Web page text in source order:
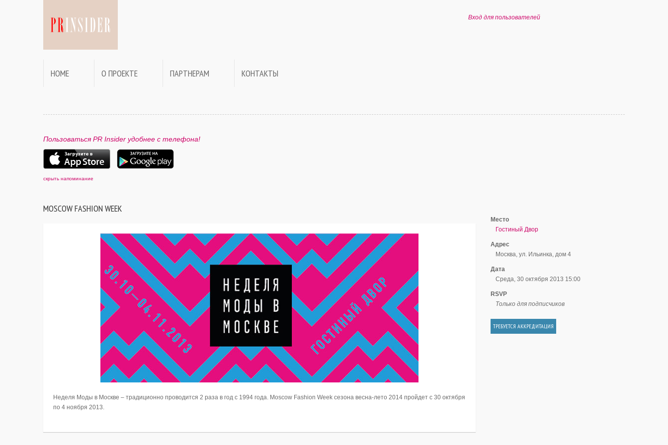
Вход для пользователей
HOME О ПРОЕКТЕ ПАРТНЕРАМ КОНТАКТЫ
Пользоваться PR Insider удобнее с телефона!
скрыть напоминание
MOSCOW FASHION WEEK
Неделя Моды в Москве – традиционно проводится 2 раза в год с 1994 года. Moscow Fashion Week сезона весна-лето 2014 пройдет с 30 октября
по 4 ноября 2013.
Место
Гостиный Двор
Адрес
Москва, ул. Ильинка, дом 4
Дата
Среда, 30 октября 2013 15:00
RSVP
Только для подписчиков
ТРЕБУЕТСЯ АККРЕДИТАЦИЯ